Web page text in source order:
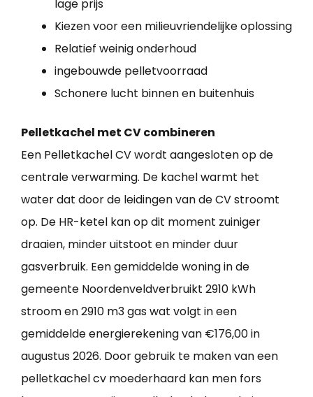
lage prijs
Kiezen voor een milieuvriendelijke oplossing
Relatief weinig onderhoud
ingebouwde pelletvoorraad
Schonere lucht binnen en buitenhuis
Pelletkachel met CV combineren
Een Pelletkachel CV wordt aangesloten op de
centrale verwarming. De kachel warmt het
water dat door de leidingen van de CV stroomt
op. De HR-ketel kan op dit moment zuiniger
draaien, minder uitstoot en minder duur
gasverbruik. Een gemiddelde woning in de
gemeente Noordenveldverbruikt 2910 kWh
stroom en 2910 m3 gas wat volgt in een
gemiddelde energierekening van €176,00 in
augustus 2026. Door gebruik te maken van een
pelletkachel cv moederhaard kan men fors